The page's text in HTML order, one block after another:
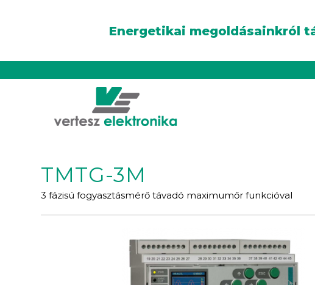
Energetikai megoldásainkról
TMTG-3M
3 fázisú fogyasztásmérő távadó maximumőr funkcióval